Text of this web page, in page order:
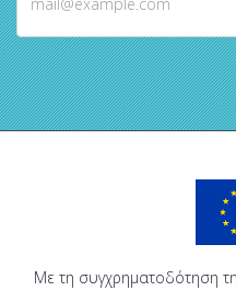
Με τη συγχρηματοδότηση